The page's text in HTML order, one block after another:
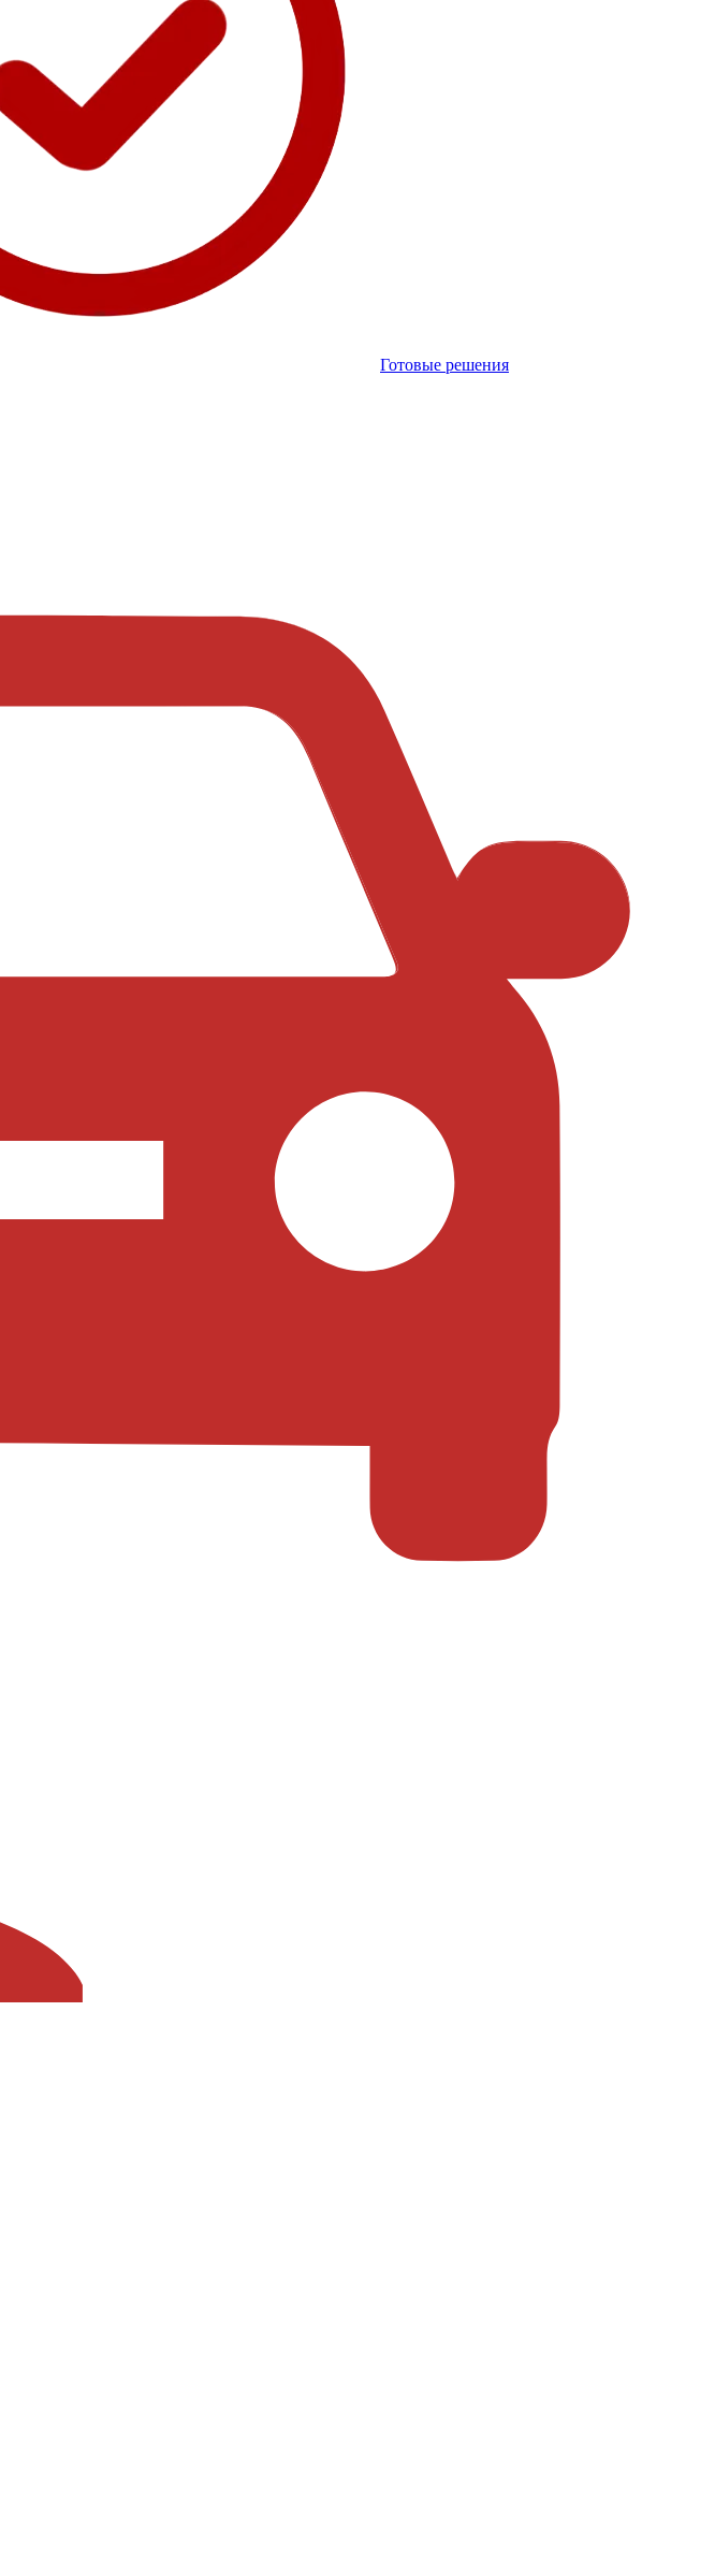
Готовые решения